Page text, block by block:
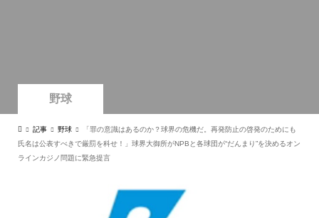
野球
記事 野球
「罪の意識はあるのか？球界の危機だ。再発防止の啓発のためにも
氏名は公表すべきで厳罰を科せ！」球界大御所がNPBと各球団が“だんまり”を決めるオン
ラインカジノ問題に緊急提言